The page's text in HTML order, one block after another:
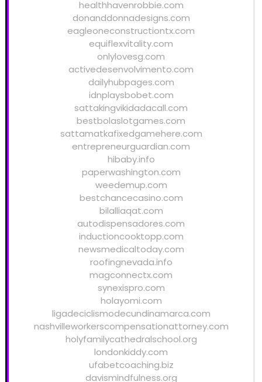
healthhavenrobbie.com
donanddonnadesigns.com
eagleoneconstructiontx.com
equiflexvitality.com
onlylovesg.com
activedesenvolvimento.com
dailyhubpages.com
idnplaysbobet.com
sattakingvikidadacall.com
bestbolaslotgames.com
sattamatkafixedgamehere.com
entrepreneurguardian.com
hibaby.info
paperwashington.com
weedemup.com
bestchancecasino.com
bilalliaqat.com
autodispensadores.com
inductioncooktopp.com
newsmedicaltoday.com
roofingnevada.info
magconnectx.com
synexispro.com
holayomi.com
ligadeciclismodecundinamarca.com
nashvilleworkerscompensationattorney.com
holyfamilycathedralschool.org
londonkiddy.com
ufabetcoaching.biz
davismindfulness.org